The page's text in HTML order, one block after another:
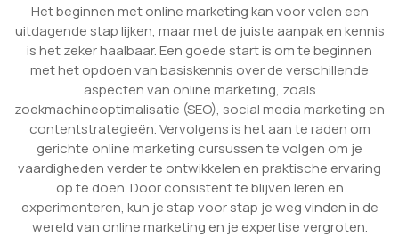
Het beginnen met online marketing kan voor velen een
uitdagende stap lijken, maar met de juiste aanpak en kennis
is het zeker haalbaar. Een goede start is om te beginnen
met het opdoen van basiskennis over de verschillende
aspecten van online marketing, zoals
zoekmachineoptimalisatie (SEO), social media marketing en
contentstrategieën. Vervolgens is het aan te raden om
gerichte online marketing cursussen te volgen om je
vaardigheden verder te ontwikkelen en praktische ervaring
op te doen. Door consistent te blijven leren en
experimenteren, kun je stap voor stap je weg vinden in de
wereld van online marketing en je expertise vergroten.